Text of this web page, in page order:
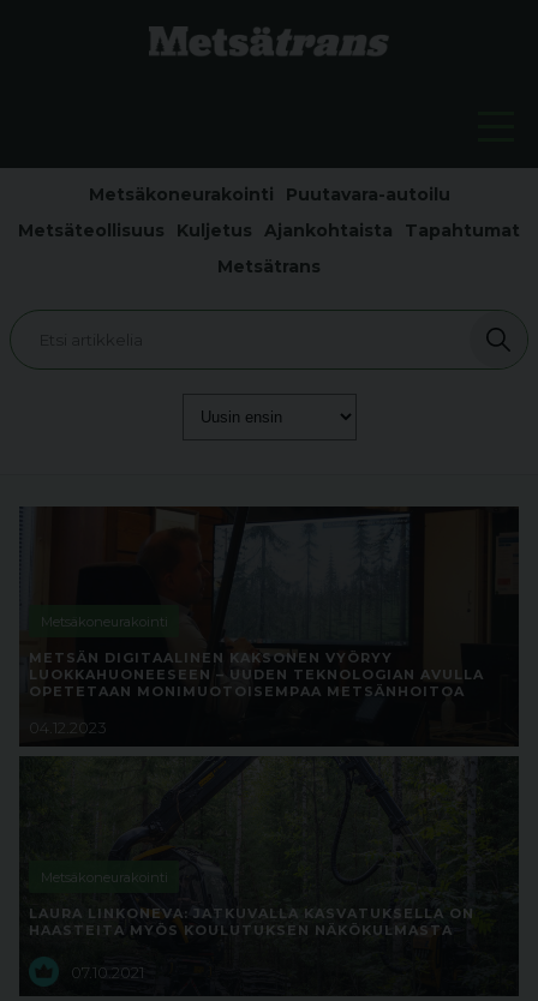
Metsäkoneurakointi
Puutavara-autoilu
Metsäteollisuus
Kuljetus Ajankohtaista
Tapahtumat
Metsätrans
Metsäkoneurakointi
METSÄN DIGITAALINEN KAKSONEN VYÖRYY
LUOKKAHUONEESEEN – UUDEN TEKNOLOGIAN AVULLA
OPETETAAN MONIMUOTOISEMPAA METSÄNHOITOA
04.12.2023
Metsäkoneurakointi
LAURA LINKONEVA: JATKUVALLA KASVATUKSELLA ON
HAASTEITA MYÖS KOULUTUKSEN NÄKÖKULMASTA
07.10.2021